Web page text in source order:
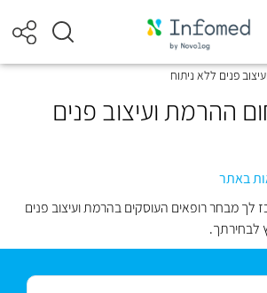
פנים ללא ניתוח
ההרמת ועיצוב פנים
לך מבחר רופאים העוסקים בהרמת ועיצוב פנים
לבחירתך.